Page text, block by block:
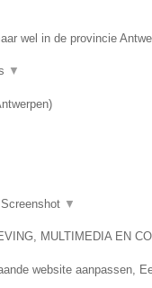
wel in de provincie
▼
)
Screenshot ▼
MULTIMEDIA EN
website aanpassen,